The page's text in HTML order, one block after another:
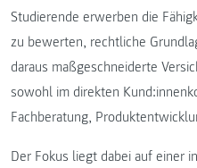
Studierende erwerben die
zu bewerten, rechtliche
daraus maßgeschneiderte
sowohl im direkten
Fachberatung,
Der Fokus liegt dabei auf einer